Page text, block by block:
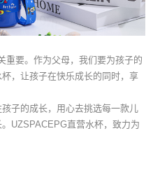
要。作为父母，我们要为孩子的
，让孩子在快乐成长的同时，享
子的成长，用心去挑选每一款儿
UZSPACEPG直营水杯，致力为